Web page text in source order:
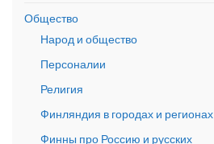
Общество
Народ и общество
Персоналии
Религия
Финляндия в городах и регионах
Финны про Россию и русских